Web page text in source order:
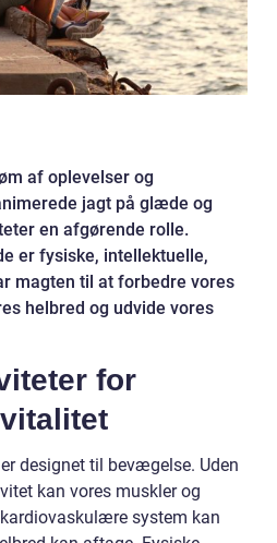
af oplevelser og
jagt på glæde og
en afgørende rolle.
er fysiske, intellektuelle,
magten til at forbedre vores
helbred og udvide vores
for
designet til bevægelse. Uden
kan vores muskler og
system kan